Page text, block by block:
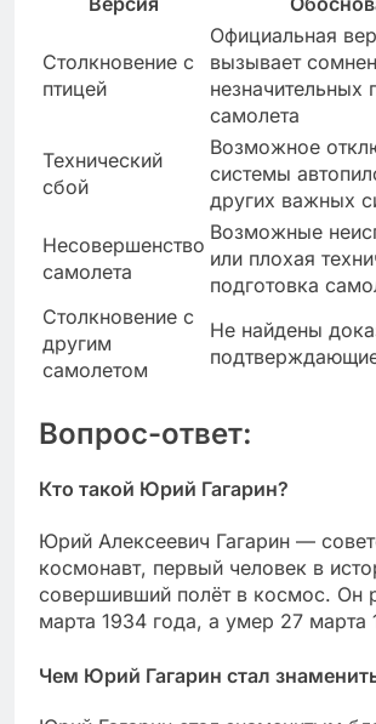
Столкновение с
птицей
Официальная
вызывает
незначительных
самолета
Технический
сбой
Возможное
системы
других важных
Несовершенство
самолета
Возможные
или плохая
подготовка
Столкновение с
другим
самолетом
Не найдены
Вопрос-ответ:
Кто такой Юрий Гагарин?
Юрий Алексеевич Гагарин —
космонавт, первый человек в
совершивший полёт в космос. Он
марта 1934 года, а умер 27 марта
Чем Юрий Гагарин стал